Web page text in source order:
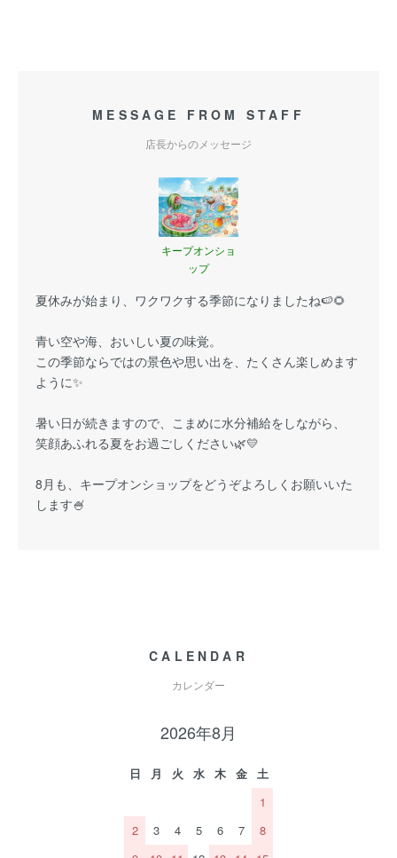
MESSAGE FROM STAFF
店長からのメッセージ
キープオンショ
ップ
夏休みが始まり、ワクワクする季節になりましたね🍉🌻
青い空や海、おいしい夏の味覚。
この季節ならではの景色や思い出を、たくさん楽しめます
ように✨
暑い日が続きますので、こまめに水分補給をしながら、
笑顔あふれる夏をお過ごしください🌿💛
8月も、キープオンショップをどうぞよろしくお願いいた
します🍧
CALENDAR
カレンダー
2026年8月
日 月 火 水 木 金
土
1
2
3 4 5 6 7
8